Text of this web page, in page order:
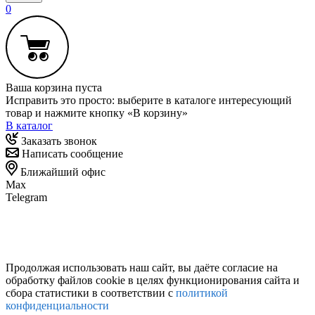
0
Ваша корзина пуста
Исправить это просто: выберите в каталоге интересующий
товар и нажмите кнопку «В корзину»
В каталог
Заказать звонок
Написать сообщение
Ближайший офис
Max
Telegram
Продолжая использовать наш сайт, вы даёте согласие на
обработку файлов cookie в целях функционирования сайта и
сбора статистики в соответствии с политикой
конфиденциальности